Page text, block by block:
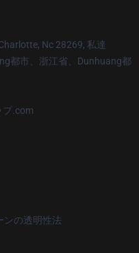
Nc 28269, 私達
都市、浙江省、Dunhuang都
プ.com
ンの透明性法